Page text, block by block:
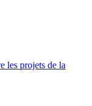
les projets de la